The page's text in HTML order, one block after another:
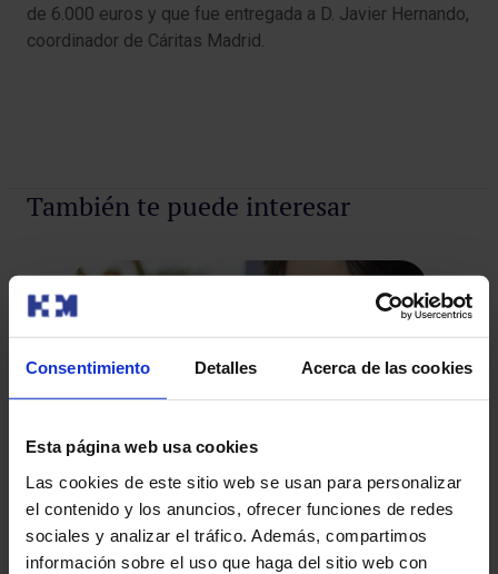
Consentimiento Detalles Acerca de las cookies
Esta página web usa cookies
Las cookies de este sitio web se usan para personalizar
el contenido y los anuncios, ofrecer funciones de redes
sociales y analizar el tráfico. Además, compartimos
información sobre el uso que haga del sitio web con
de 6.000 euros y que fue entregada a D. Javier Hernando,
coordinador de Cáritas Madrid.
También te puede interesar
Ya está disponible cita médica online en HM
Vallés